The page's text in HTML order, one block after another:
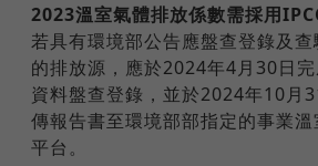
2023溫室氣體排放係數需採用
若具有環境部公告應盤查登錄及
的排放源，應於2024年4月30日
資料盤查登錄，並於2024年10月
傳報告書至環境部部指定的事業
平台。